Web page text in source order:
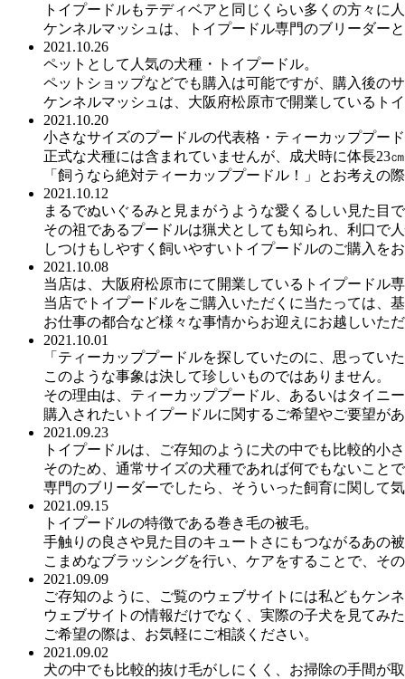
トイプードルもテディベアと同じくらい多くの方々に人
ケンネルマッシュは、トイプードル専門のブリーダー
2021.10.26
ペットとして人気の犬種・トイプードル。
ペットショップなどでも購入は可能ですが、購入後の
ケンネルマッシュは、大阪府松原市で開業しているト
2021.10.20
小さなサイズのプードルの代表格・ティーカッププード
正式な犬種には含まれていませんが、成犬時に体長23
「飼うなら絶対ティーカッププードル！」とお考えの
2021.10.12
まるでぬいぐるみと見まがうような愛くるしい見た目
その祖であるプードルは猟犬としても知られ、利口で人
しつけもしやすく飼いやすいトイプードルのご購入を
2021.10.08
当店は、大阪府松原市にて開業しているトイプードル
当店でトイプードルをご購入いただくに当たっては、
お仕事の都合など様々な事情からお迎えにお越しいた
2021.10.01
「ティーカッププードルを探していたのに、思ってい
このような事象は決して珍しいものではありません。
その理由は、ティーカッププードル、あるいはタイニ
購入されたいトイプードルに関するご希望やご要望が
2021.09.23
トイプードルは、ご存知のように犬の中でも比較的小
そのため、通常サイズの犬種であれば何でもないこと
専門のブリーダーでしたら、そういった飼育に関して
2021.09.15
トイプードルの特徴である巻き毛の被毛。
手触りの良さや見た目のキュートさにもつながるあの
こまめなブラッシングを行い、ケアをすることで、そ
2021.09.09
ご存知のように、ご覧のウェブサイトには私どもケン
ウェブサイトの情報だけでなく、実際の子犬を見てみ
ご希望の際は、お気軽にご相談ください。
2021.09.02
犬の中でも比較的抜け毛がしにくく、お掃除の手間が